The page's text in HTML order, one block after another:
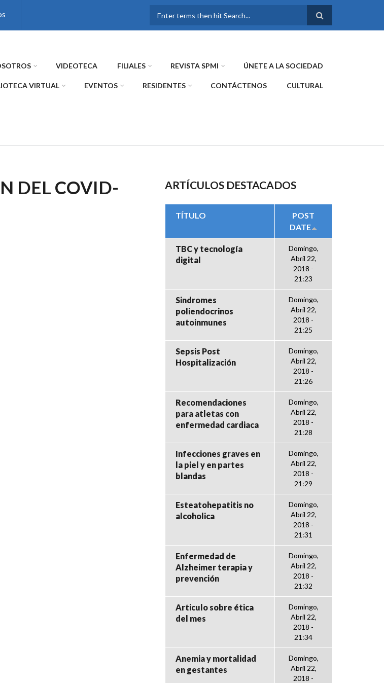
FORMULARIO DE
VIDEOTECA FILIALES REVISTA SPMI ÚNETE A LA SOCIEDAD
VIRTUAL EVENTOS RESIDENTES CONTÁCTENOS CULTURAL
DEL COVID-
ARTÍCULOS DESTACADOS
TÍTULO
POST
DATE
TBC y tecnología
digital
Domingo,
Abril 22,
2018 -
21:23
Sindromes
poliendocrinos
autoinmunes
Domingo,
Abril 22,
2018 -
21:25
Sepsis Post
Hospitalización
Domingo,
Abril 22,
2018 -
21:26
Recomendaciones
para atletas con
enfermedad cardiaca
Domingo,
Abril 22,
2018 -
21:28
Infecciones graves en
la piel y en partes
blandas
Domingo,
Abril 22,
2018 -
21:29
Esteatohepatitis no
alcoholica
Domingo,
Abril 22,
2018 -
21:31
Enfermedad de
Alzheimer terapia y
prevención
Domingo,
Abril 22,
2018 -
21:32
Articulo sobre ética
del mes
Domingo,
Abril 22,
2018 -
21:34
Anemia y mortalidad
en gestantes
Domingo,
Abril 22,
2018 -